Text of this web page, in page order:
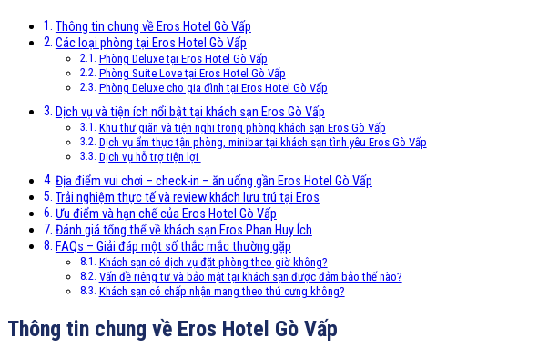
Thông tin chung về Eros Hotel Gò Vấp
Các loại phòng tại Eros Hotel Gò Vấp
Phòng Deluxe tại Eros Hotel Gò Vấp
Phòng Suite Love tại Eros Hotel Gò Vấp
Phòng Deluxe cho gia đình tại Eros Hotel Gò Vấp
Dịch vụ và tiện ích nổi bật tại khách sạn Eros Gò Vấp
Khu thư giãn và tiện nghi trong phòng khách sạn Eros Gò Vấp
Dịch vụ ẩm thực tận phòng, minibar tại khách sạn tình yêu Eros Gò Vấp
Dịch vụ hỗ trợ tiện lợi
Địa điểm vui chơi – check-in – ăn uống gần Eros Hotel Gò Vấp
Trải nghiệm thực tế và review khách lưu trú tại Eros
Ưu điểm và hạn chế của Eros Hotel Gò Vấp
Đánh giá tổng thể về khách sạn Eros Phan Huy Ích
FAQs – Giải đáp một số thắc mắc thường gặp
Khách sạn có dịch vụ đặt phòng theo giờ không?
Vấn đề riêng tư và bảo mật tại khách sạn được đảm bảo thế nào?
Khách sạn có chấp nhận mang theo thú cưng không?
Thông tin chung về Eros Hotel Gò Vấp